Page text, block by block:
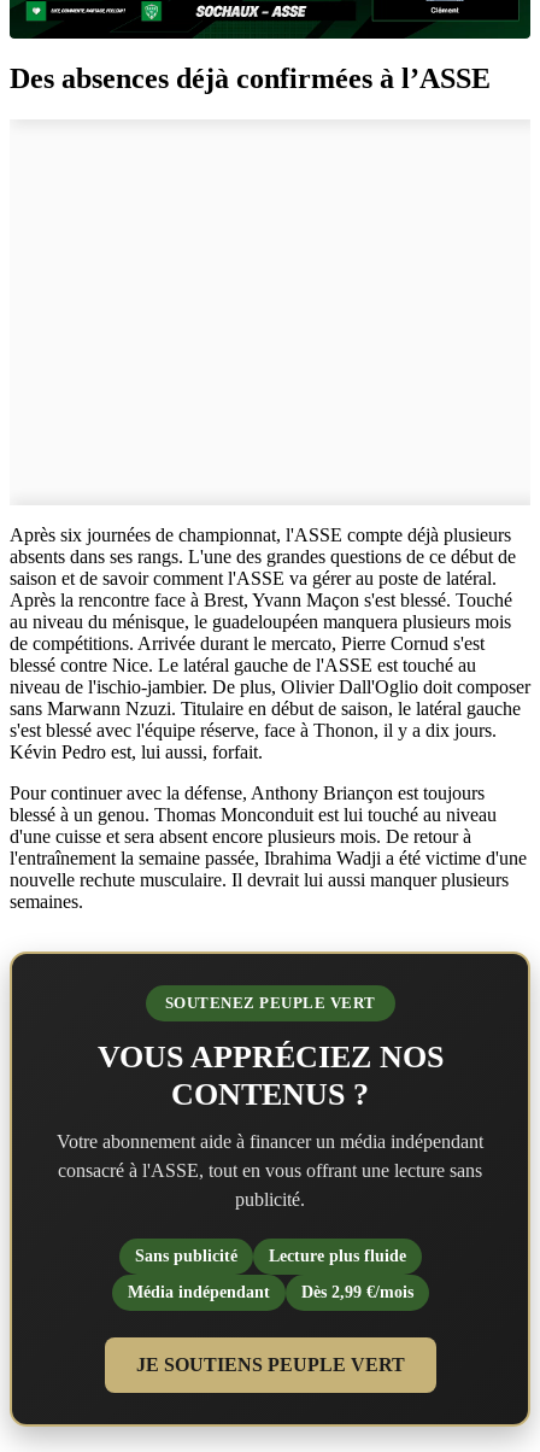
Des absences déjà confirmées à l’ASSE
Après six journées de championnat, l'ASSE compte déjà plusieurs
absents dans ses rangs. L'une des grandes questions de ce début de
saison et de savoir comment l'ASSE va gérer au poste de latéral.
Après la rencontre face à Brest, Yvann Maçon s'est blessé. Touché
au niveau du ménisque, le guadeloupéen manquera plusieurs mois
de compétitions. Arrivée durant le mercato, Pierre Cornud s'est
blessé contre Nice. Le latéral gauche de l'ASSE est touché au
niveau de l'ischio-jambier. De plus, Olivier Dall'Oglio doit composer
sans Marwann Nzuzi. Titulaire en début de saison, le latéral gauche
s'est blessé avec l'équipe réserve, face à Thonon, il y a dix jours.
Kévin Pedro est, lui aussi, forfait.
Pour continuer avec la défense, Anthony Briançon est toujours
blessé à un genou. Thomas Monconduit est lui touché au niveau
d'une cuisse et sera absent encore plusieurs mois. De retour à
l'entraînement la semaine passée, Ibrahima Wadji a été victime d'une
nouvelle rechute musculaire. Il devrait lui aussi manquer plusieurs
semaines.
SOUTENEZ PEUPLE VERT
VOUS APPRÉCIEZ NOS
CONTENUS ?
Votre abonnement aide à financer un média indépendant
consacré à l'ASSE, tout en vous offrant une lecture sans
publicité.
Sans publicité
Lecture plus fluide
Média indépendant
Dès 2,99 €/mois
JE SOUTIENS PEUPLE VERT